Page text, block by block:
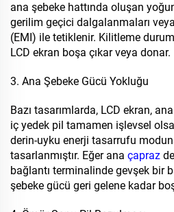
ana şebeke hattında oluşan
gerilim geçici dalgalanmaları
(EMI) ile tetiklenir. Kilitleme
LCD ekran boşa çıkar veya donar.
3. Ana Şebeke Gücü Yokluğu
Bazı tasarımlarda, LCD ekran,
iç yedek pil tamamen işlevsel
derin-uyku enerji tasarrufu
tasarlanmıştır. Eğer ana çapraz
bağlantı terminalinde gevşek bir
şebeke gücü geri gelene kadar